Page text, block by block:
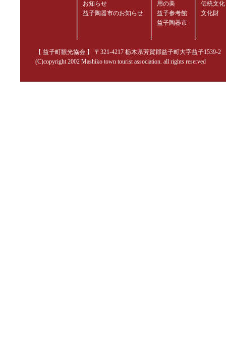
お知らせ
益子陶器市のお知らせ
用の美
益子参考館
益子陶器市
伝統文化
文化財
【 益子町観光協会 】 〒321-4217 栃木県芳賀郡益子町大字益子1539-
(C)copyright 2002 Mashiko town tourist association. all rights reserved